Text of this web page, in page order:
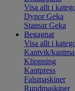
Visa allt i
Dynor Geka
Stansar Geka
Begagnat
Visa allt i
Kantvik/
Klippning
Kantpress
Falsmaskiner
Rundmaskiner